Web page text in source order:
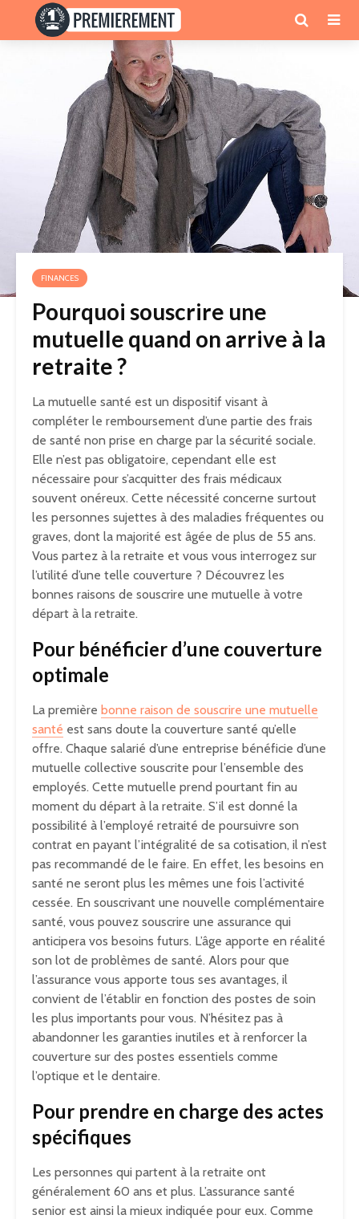
FINANCES
Pourquoi souscrire une
mutuelle quand on arrive à la
retraite ?
La mutuelle santé est un dispositif visant à
compléter le remboursement d’une partie des frais
de santé non prise en charge par la sécurité sociale.
Elle n’est pas obligatoire, cependant elle est
nécessaire pour s’acquitter des frais médicaux
souvent onéreux. Cette nécessité concerne surtout
les personnes sujettes à des maladies fréquentes ou
graves, dont la majorité est âgée de plus de 55 ans.
Vous partez à la retraite et vous vous interrogez sur
l’utilité d’une telle couverture ? Découvrez les
bonnes raisons de souscrire une mutuelle à votre
départ à la retraite.
Pour bénéficier d’une couverture
optimale
La première bonne raison de souscrire une mutuelle
santé est sans doute la couverture santé qu’elle
offre. Chaque salarié d’une entreprise bénéficie d’une
mutuelle collective souscrite pour l’ensemble des
employés. Cette mutuelle prend pourtant fin au
moment du départ à la retraite. S’il est donné la
possibilité à l’employé retraité de poursuivre son
contrat en payant l’intégralité de sa cotisation, il n’est
pas recommandé de le faire. En effet, les besoins en
santé ne seront plus les mêmes une fois l’activité
cessée. En souscrivant une nouvelle complémentaire
santé, vous pouvez souscrire une assurance qui
anticipera vos besoins futurs. L’âge apporte en réalité
son lot de problèmes de santé. Alors pour que
l’assurance vous apporte tous ses avantages, il
convient de l’établir en fonction des postes de soin
les plus importants pour vous. N’hésitez pas à
abandonner les garanties inutiles et à renforcer la
couverture sur des postes essentiels comme
l’optique et le dentaire.
Pour prendre en charge des actes
spécifiques
Les personnes qui partent à la retraite ont
généralement 60 ans et plus. L’assurance santé
senior est ainsi la mieux indiquée pour eux. Comme